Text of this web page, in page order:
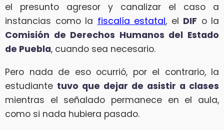
el presunto agresor y canalizar el caso a
instancias como la fiscalía estatal, el DIF o la
Comisión de Derechos Humanos del Estado
de Puebla, cuando sea necesario.
Pero nada de eso ocurrió, por el contrario, la
estudiante tuvo que dejar de asistir a clases
mientras el señalado permanece en el aula,
como si nada hubiera pasado.